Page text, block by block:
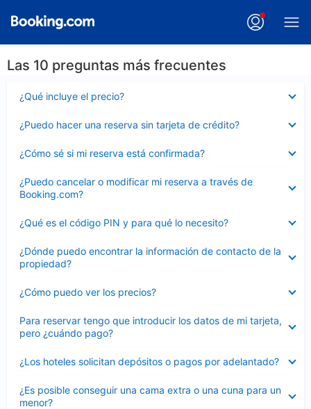
Las 10 preguntas más frecuentes
¿Qué incluye el precio?
cerrado
¿Puedo hacer una reserva sin tarjeta de crédito?
cerrado
¿Cómo sé si mi reserva está confirmada?
cerrado
¿Puedo cancelar o modificar mi reserva a través de
Booking.com?
cerrado
¿Qué es el código PIN y para qué lo necesito?
cerrado
¿Dónde puedo encontrar la información de contacto de la
propiedad?
cerrado
¿Cómo puedo ver los precios?
cerrado
Para reservar tengo que introducir los datos de mi tarjeta,
pero ¿cuándo pago?
cerrado
¿Los hoteles solicitan depósitos o pagos por adelantado?
cerrado
¿Es posible conseguir una cama extra o una cuna para un
menor?
cerrado